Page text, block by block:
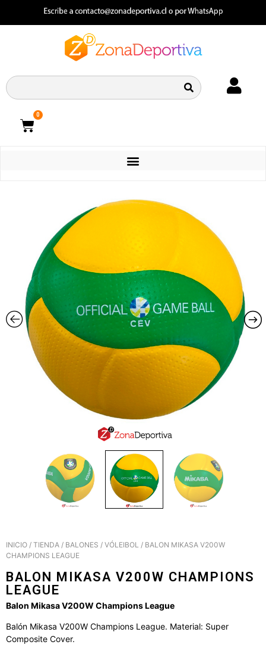
0
INICIO / TIENDA / BALONES / VÓLEIBOL / BALON MIKASA V200W
CHAMPIONS LEAGUE
BALON MIKASA V200W CHAMPIONS
LEAGUE
Balon Mikasa V200W Champions League
Balón Mikasa V200W Champions League. Material: Super
Composite Cover.